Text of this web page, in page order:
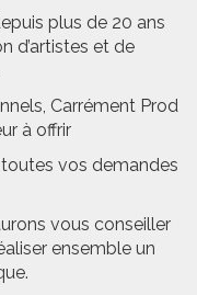
plus de 20 ans
d’artistes et de
Carrément Prod
à offrir
vos demandes
vous conseiller
ensemble un